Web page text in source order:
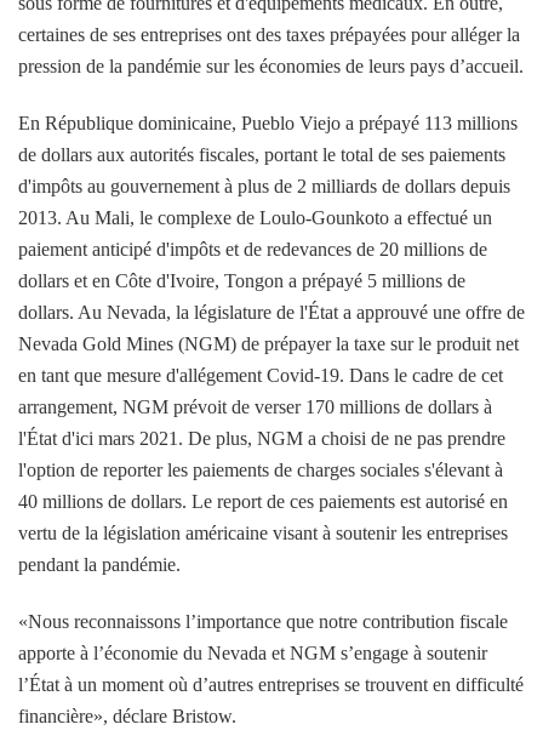
certaines de ses entreprises ont des taxes prépayées pour alléger la
pression de la pandémie sur les économies de leurs pays d’accueil.
En République dominicaine, Pueblo Viejo a prépayé 113 millions
de dollars aux autorités fiscales, portant le total de ses paiements
d'impôts au gouvernement à plus de 2 milliards de dollars depuis
2013. Au Mali, le complexe de Loulo-Gounkoto a effectué un
paiement anticipé d'impôts et de redevances de 20 millions de
dollars et en Côte d'Ivoire, Tongon a prépayé 5 millions de
dollars. Au Nevada, la législature de l'État a approuvé une offre de
Nevada Gold Mines (NGM) de prépayer la taxe sur le produit net
en tant que mesure d'allégement Covid-19. Dans le cadre de cet
arrangement, NGM prévoit de verser 170 millions de dollars à
l'État d'ici mars 2021. De plus, NGM a choisi de ne pas prendre
l'option de reporter les paiements de charges sociales s'élevant à
40 millions de dollars. Le report de ces paiements est autorisé en
vertu de la législation américaine visant à soutenir les entreprises
pendant la pandémie.
«Nous reconnaissons l’importance que notre contribution fiscale
apporte à l’économie du Nevada et NGM s’engage à soutenir
l’État à un moment où d’autres entreprises se trouvent en difficulté
financière», déclare Bristow.